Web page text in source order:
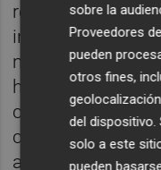
realizar un
instalaciones,
mínimo
hasta su
cualquier
condiciones
actos
sobre la
Proveedores
pueden
otros fines,
del dispositivo.
solo a este
pueden